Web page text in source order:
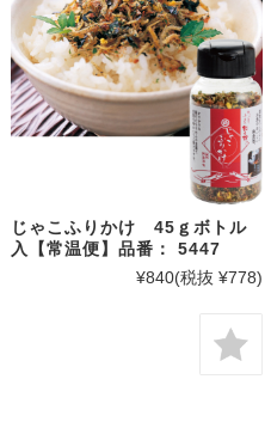
じゃこふりかけ 45ｇボトル
入【常温便】品番： 5447
¥840(税抜 ¥778)